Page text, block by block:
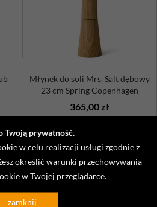
Twoją prywatność.
w celu realizacji usługi zgodnie z
określić warunki przechowywania
w Twojej przeglądarce.
zamknij
Młynek do soli Mrs. Salt dębowy
23 cm Spring Copenhagen
365,00 zł
do soli drewniany